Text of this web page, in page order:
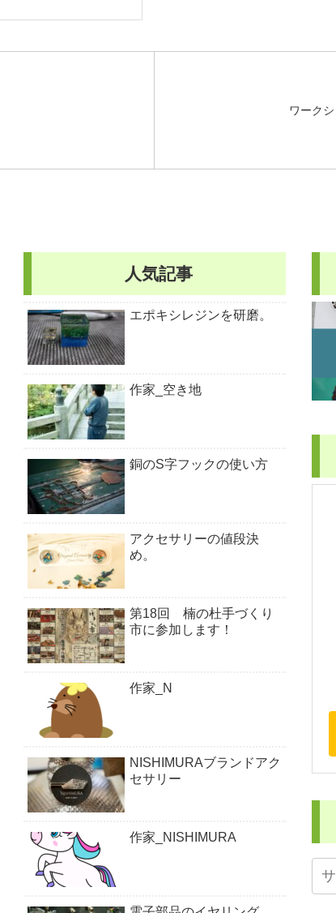
ワーク
人気記事
エポキシレジンを研磨。
作家_空き地
銅のS字フックの使い方
アクセサリーの値段決
め。
第18回 楠の杜手づくり
市に参加します！
作家_N
NISHIMURAブランドアク
セサリー
作家_NISHIMURA